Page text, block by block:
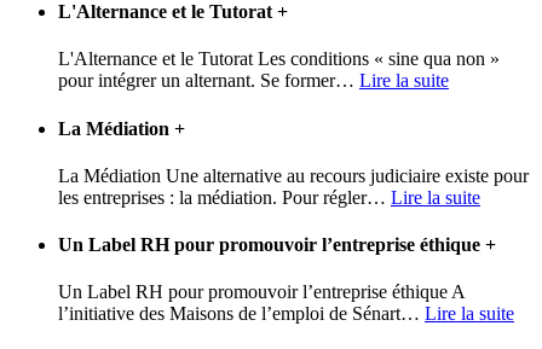
L'Alternance et le Tutorat +
L'Alternance et le Tutorat Les conditions « sine qua non »
pour intégrer un alternant. Se former… Lire la suite
La Médiation +
La Médiation Une alternative au recours judiciaire existe pour
les entreprises : la médiation. Pour régler… Lire la suite
Un Label RH pour promouvoir l’entreprise éthique +
Un Label RH pour promouvoir l’entreprise éthique A
l’initiative des Maisons de l’emploi de Sénart… Lire la suite